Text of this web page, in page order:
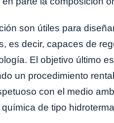
son útiles para
es decir, capaces de
El objetivo último
un procedimiento
con el medio
de tipo